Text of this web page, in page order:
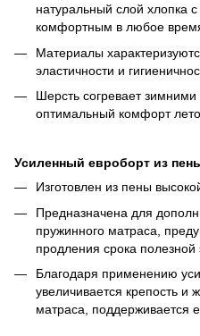
натуральный слой хлопка
комфортным в любое
Материалы
эластичности и
Шерсть согревает
оптимальный комфорт
Усиленный евроборт из
Изготовлен из пены
Предназначена для
пружинного матраса,
продления срока полезной
Благодаря применению
увеличивается крепость и
матраса, поддерживается